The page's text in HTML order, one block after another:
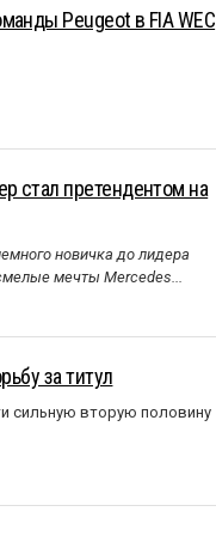
Peugeot в FIA WEC
стал претендентом на
новичка до лидера
мечты Mercedes...
за титул
сильную вторую половину